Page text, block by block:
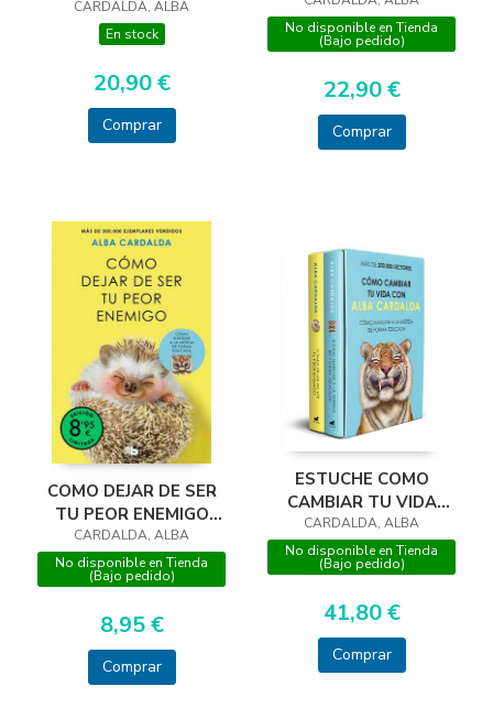
EDUCADA
CARDALDA, ALBA
En stock
20,90 €
Comprar
No disponible en Tienda
(Bajo pedido)
22,90 €
Comprar
COMO DEJAR DE SER
TU PEOR ENEMIGO
(LIMIT
CARDALDA, ALBA
No disponible en Tienda
(Bajo pedido)
8,95 €
Comprar
ESTUCHE COMO
CAMBIAR TU VIDA
CON ALBA CA
CARDALDA, ALBA
No disponible en Tienda
(Bajo pedido)
41,80 €
Comprar